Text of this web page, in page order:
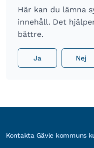
Här kan du lämna
innehåll. Det
bättre.
Ja Nej
Kontakta Gävle kommuns